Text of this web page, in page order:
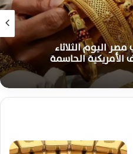
اليوم الثلاثاء
الأمريكية الحاسمة